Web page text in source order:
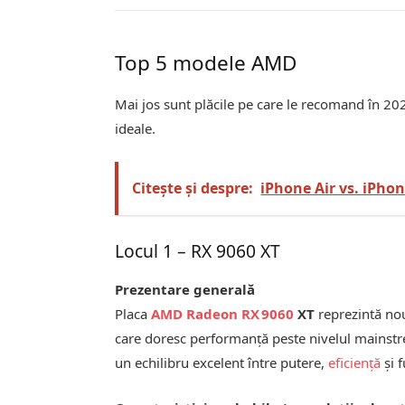
Top 5 modele AMD
Mai jos sunt plăcile pe care le recomand în
ideale.
Citește și despre: iPhone Air vs.
Locul 1 – RX 9060 XT
Prezentare generală
PlacaAMD Radeon RX 9060 XT reprezintă
care doresc performanță peste nivelul
un echilibru excelent între putere, eficiență și